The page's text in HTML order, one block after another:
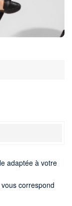
adaptée à votre
correspond